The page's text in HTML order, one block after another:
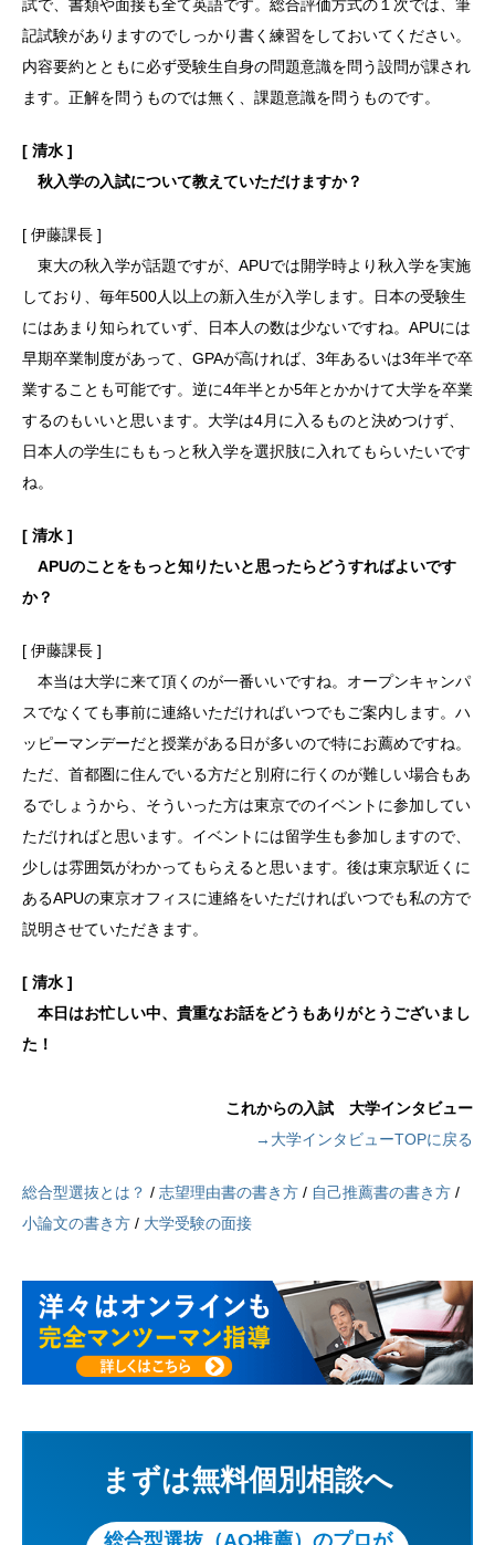
試で、書類や面接も全て英語です。総合評価方式の１次では、筆
記試験がありますのでしっかり書く練習をしておいてください。
内容要約とともに必ず受験生自身の問題意識を問う設問が課され
ます。正解を問うものでは無く、課題意識を問うものです。
[ 清水 ]
秋入学の入試について教えていただけますか？
[ 伊藤課長 ]
東大の秋入学が話題ですが、APUでは開学時より秋入学を実施
しており、毎年500人以上の新入生が入学します。日本の受験生
にはあまり知られていず、日本人の数は少ないですね。APUには
早期卒業制度があって、GPAが高ければ、3年あるいは3年半で卒
業することも可能です。逆に4年半とか5年とかかけて大学を卒業
するのもいいと思います。大学は4月に入るものと決めつけず、
日本人の学生にももっと秋入学を選択肢に入れてもらいたいです
ね。
[ 清水 ]
APUのことをもっと知りたいと思ったらどうすればよいです
か？
[ 伊藤課長 ]
本当は大学に来て頂くのが一番いいですね。オープンキャンパ
スでなくても事前に連絡いただければいつでもご案内します。ハ
ッピーマンデーだと授業がある日が多いので特にお薦めですね。
ただ、首都圏に住んでいる方だと別府に行くのが難しい場合もあ
るでしょうから、そういった方は東京でのイベントに参加してい
ただければと思います。イベントには留学生も参加しますので、
少しは雰囲気がわかってもらえると思います。後は東京駅近くに
あるAPUの東京オフィスに連絡をいただければいつでも私の方で
説明させていただきます。
[ 清水 ]
本日はお忙しい中、貴重なお話をどうもありがとうございまし
た！
これからの入試 大学インタビュー
→大学インタビューTOPに戻る
総合型選抜とは？ / 志望理由書の書き方 / 自己推薦書の書き方 /
小論文の書き方 / 大学受験の面接
まずは無料個別相談へ